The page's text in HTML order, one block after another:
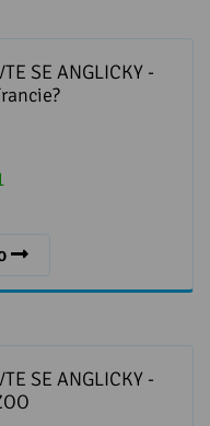
SE ANGLICKY -
SE ANGLICKY -